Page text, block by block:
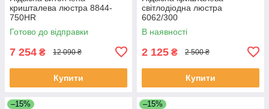
кришталева люстра 8844-
750HR
Готово до відправки
7 254 ₴ 12 090 ₴
Купити
світлодіодна люстра
6062/300
В наявності
2 125 ₴ 2 500 ₴
Купити
–15% –15%